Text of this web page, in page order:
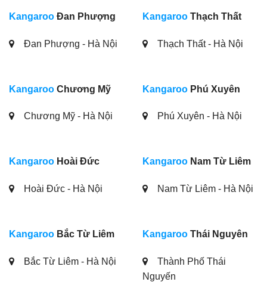
Kangaroo Đan Phượng
Đan Phượng - Hà Nội
Kangaroo Thạch Thất
Thạch Thất - Hà Nội
Kangaroo Chương Mỹ
Chương Mỹ - Hà Nội
Kangaroo Phú Xuyên
Phú Xuyên - Hà Nội
Kangaroo Hoài Đức
Hoài Đức - Hà Nội
Kangaroo Nam Từ Liêm
Nam Từ Liêm - Hà Nội
Kangaroo Bắc Từ Liêm
Bắc Từ Liêm - Hà Nội
Kangaroo Thái Nguyên
Thành Phố Thái
Nguyến